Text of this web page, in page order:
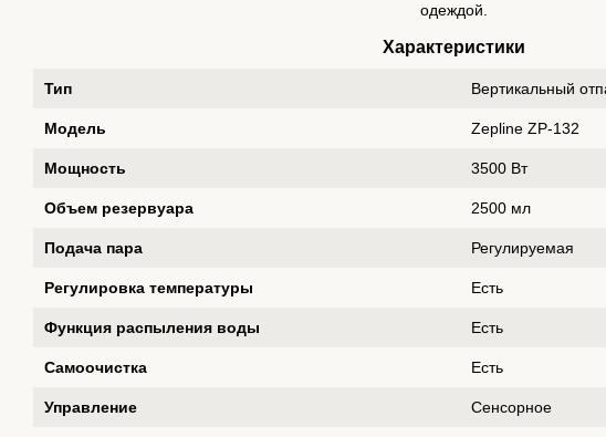
одеждой.
Характеристики
Тип Вертикальный
Модель Zepline ZP-132
Мощность 3500 Вт
Объем резервуара 2500 мл
Подача пара Регулируемая
Регулировка температуры Есть
Функция распыления воды Есть
Самоочистка Есть
Управление Сенсорное